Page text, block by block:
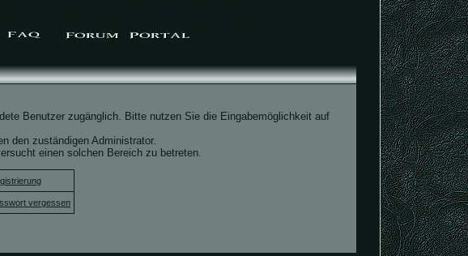
Benutzer zugänglich. Bitte nutzen Sie die Eingabemöglichkeit auf
den zuständigen Administrator.
einen solchen Bereich zu betreten.
vergessen